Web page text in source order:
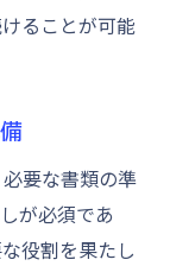
ることが可能
要な書類の準
が必須であ
役割を果たし